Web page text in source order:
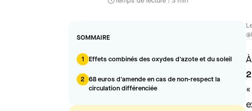
SOMMAIRE
1 Effets combinés des oxydes d'azote et du soleil
2 68 euros d'amende en cas de non-respect la
circulation différenciée